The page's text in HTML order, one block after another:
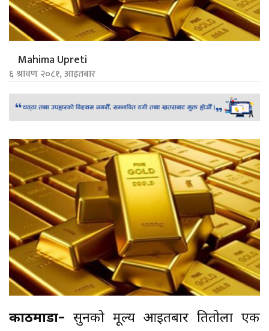
Mahima Upreti
६ श्रावण २०८१, आइतबार
काठमाडौं– सुनको मूल्य आइतबार प्रतितोला एक